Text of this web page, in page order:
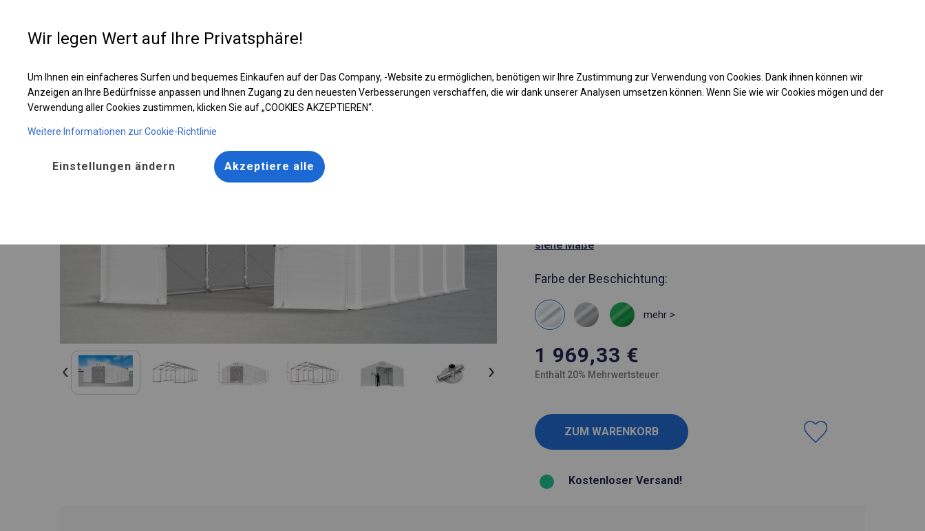
Entwerfen Sie Ihr Zelt
Ganzjährig geöffnete Zelthalle | 5x8 m Laden Sie das PDF -Angebot herunter
siehe Maße
Farbe der Beschichtung:
mehr >
1 969,33 €
Enthält 20% Mehrwertsteuer
Kostenloser Versand!
Wir legen Wert auf Ihre Privatsphäre!
Um Ihnen ein einfacheres Surfen und bequemes Einkaufen auf der Das Company, -Website zu ermöglichen, benötigen wir Ihre Zustimmung zur Verwendung von Cookies. Dank ihnen können wir
Anzeigen an Ihre Bedürfnisse anpassen und Ihnen Zugang zu den neuesten Verbesserungen verschaffen, die wir dank unserer Analysen umsetzen können. Wenn Sie wie wir Cookies mögen und der
Verwendung aller Cookies zustimmen, klicken Sie auf „COOKIES AKZEPTIEREN“.
Weitere Informationen zur Cookie-Richtlinie
Einstellungen ändern Akzeptiere alle